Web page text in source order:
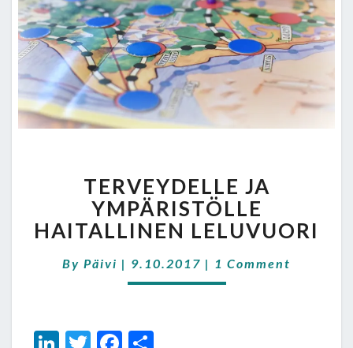
JA
YMPÄRISTÖLLE
HAITALLINEN
LELUVUORI
TERVEYDELLE JA
YMPÄRISTÖLLE
HAITALLINEN LELUVUORI
By Päivi | 9.10.2017 | Comments
1 Comment